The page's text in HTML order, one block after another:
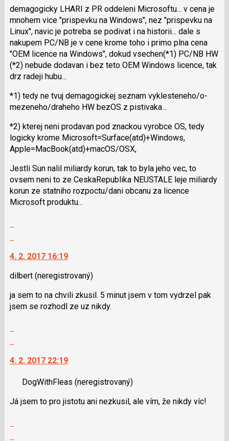
N
pro
následující
a
P
pro
předchozí
názor
demagogicky LHARI z PR oddeleni Microsoftu... v cena je
mnohem vice "prispevku na Windows", nez "prispevku na
Linux", navic je potreba se podivat i na historii... dale s
nakupem PC/NB je v cene krome toho i primo plna cena
"OEM licence na Windows", dokud vsechen(*1) PC/NB HW
(*2) nebude dodavan i bez teto OEM Windows licence, tak
drz radeji hubu...
*1) tedy ne tvuj demagogickej seznam vyklesteneho/o­
mezeneho/drahe­ho HW bezOS z pistivaka...
*2) kterej neni prodavan pod znackou vyrobce OS, tedy
logicky krome Microsoft=Sur­face(atd)+Win­dows,
Apple=MacBook(at­d)+macOS/OSX,
Jestli Sun nalil miliardy korun, tak to byla jeho vec, to
ovsem neni to ze CeskaRepublika NEUSTALE leje miliardy
korun ze statniho rozpoctu/dani obcanu za licence
Microsoft produktu...
další
názor.
navigaci
N
následující
P
4. 2. 2017 16:19
dilbert (neregistrovaný)
ja sem to na chvili zkusil. 5 minut jsem v tom vydrzel pak
jsem se rozhodl ze uz nikdy.
další
názor.
navigaci
4. 2. 2017 22:19
DogWithFleas (neregistrovaný)
Já jsem to pro jistotu ani nezkusil, ale vím, že nikdy víc!